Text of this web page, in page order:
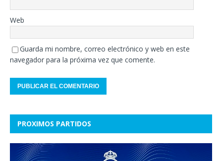
Web
Guarda mi nombre, correo electrónico y web en este
navegador para la próxima vez que comente.
PROXIMOS PARTIDOS